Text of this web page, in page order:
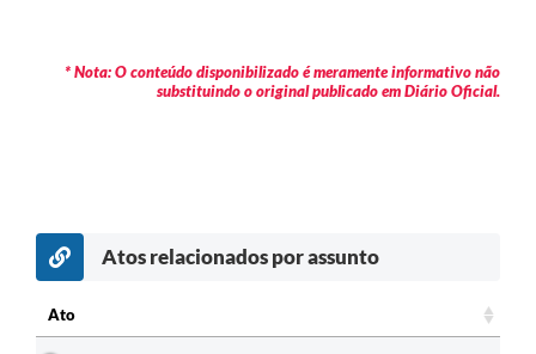
Transparência
* Nota: O conteúdo disponibilizado é meramente informativo não
substituindo o original publicado em Diário Oficial.
Atos relacionados por assunto
Ato